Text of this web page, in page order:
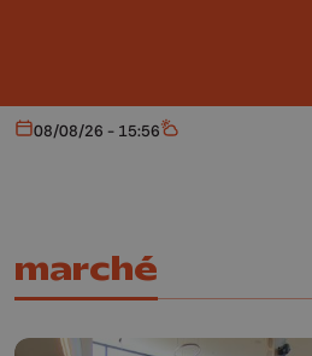
Aujourd'hui
08/08/26 - 15:56 Météo
marché